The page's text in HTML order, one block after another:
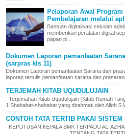
Pelaporan Awal
Pembelajaran melalui
Bantuan digitalisasi sekolah
memberikan peralatan digital
papan pi...
Dokumen Laporan pemanfaatan
(sarpras kls 11)
Dokumen Laporan pemanfaatan Sarana dan
laporan tertulis pemanfaatan sarana dan
TERJEMAH KITAB UQUDULUJAIN
Terjemahan Kitab Uqudulujain (Kitab Rumah
1 Shahabat-shahabat yang dirahmati oleh Alloh
CONTOH TATA TERTIB PAKAI SISTEM
KEPUTUSAN KEPALA SMK TERPADU AL-